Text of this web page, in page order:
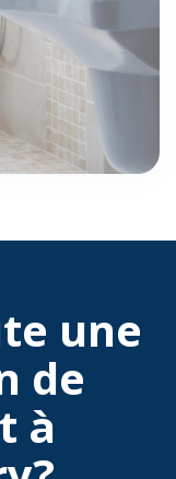
une
de
à